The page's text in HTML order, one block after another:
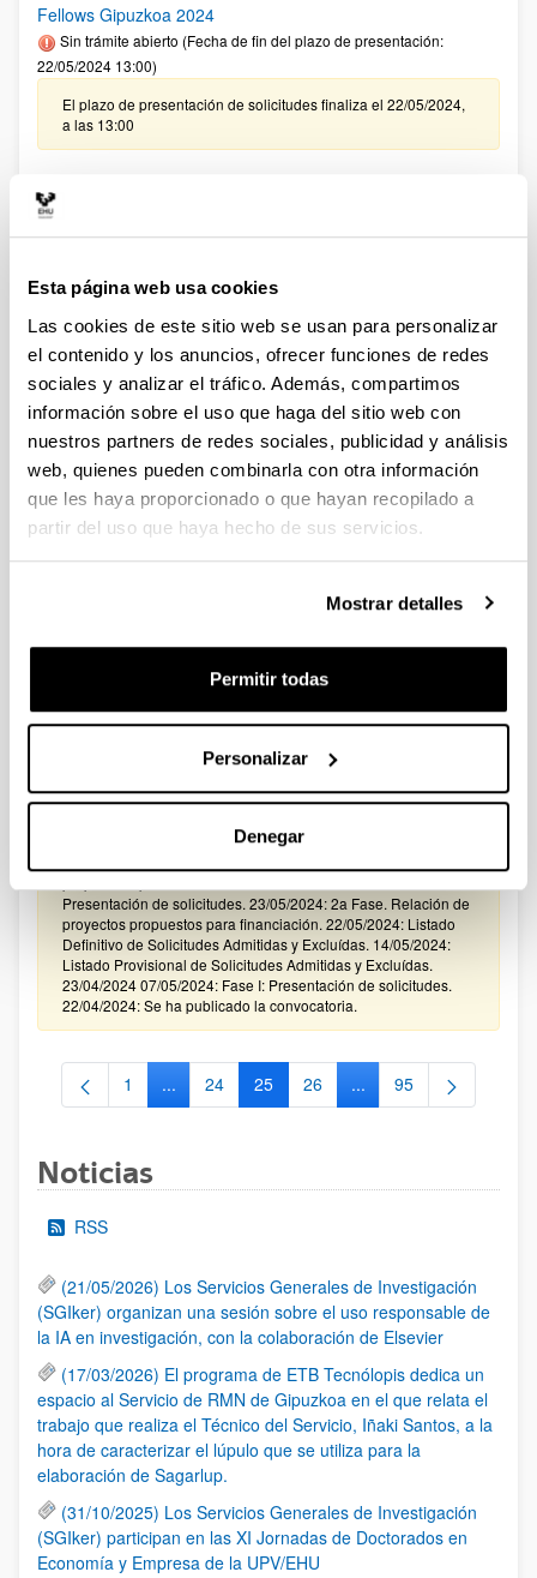
Esta página web usa cookies
Las cookies de este sitio web se usan para personalizar
el contenido y los anuncios, ofrecer funciones de redes
sociales y analizar el tráfico. Además, compartimos
información sobre el uso que haga del sitio web con
nuestros partners de redes sociales, publicidad y análisis
web, quienes pueden combinarla con otra información
que les haya proporcionado o que hayan recopilado a
partir del uso que haya hecho de sus servicios.
Mostrar detalles
Permitir todas
Personalizar
Denegar
Fellows Gipuzkoa 2024
Sin trámite abierto (Fecha de fin del plazo de presentación:
22/05/2024 13:00)
El plazo de presentación de solicitudes finaliza el 22/05/2024,
a las 13:00
FORMACIÓN DE PERSONAL INVESTIGADOR NO DOCTOR
2024-2025: Nuevas ayudas (Gobierno Vasco)
23/06/2024)
Se ha publicado la convocatoria
Convocatoria del Programa Posdoctoral de
Perfeccionamiento de Personal Investigador Doctor 2024-
Sin trámite abierto (Plazo de presentación de solicitudes:
31/05/2024 - 01/07/2024)
Se ha publicado la convocatoria
PERSONAL INVESTIGADOR EN FORMACIÓN EN LA
GRUPO/PROYECTO DE INVESTIGACIÓN
Sin trámite abierto (Plazo de presentación de solicitudes:
27/06/2024: Listado definitivo de solicitudes admitidas y
de solicitudes admitidas y excluidas en Fase 2. 17/09/2024:
Fase 2. 05/06/2024: Corrección al Listado Definitivo de
Presentación de solicitudes. 23/05/2024: 2a Fase. Relación de
proyectos propuestos para financiación. 22/05/2024: Listado
Definitivo de Solicitudes Admitidas y Excluídas. 14/05/2024:
Listado Provisional de Solicitudes Admitidas y Excluídas.
23/04/2024 07/05/2024: Fase I: Presentación de solicitudes.
22/04/2024: Se ha publicado la convocatoria.
Página
1 ...Páginas intermedias Use TAB para desplazarse.
Página
24 Página
25 Página
26 ...Páginas intermedias
Página
95
Noticias
RSS
(21/05/2026) Los Servicios Generales de Investigación
(SGIker) organizan una sesión sobre el uso responsable de
la IA en investigación, con la colaboración de Elsevier
(17/03/2026) El programa de ETB Tecnólopis dedica un
espacio al Servicio de RMN de Gipuzkoa en el que relata el
trabajo que realiza el Técnico del Servicio, Iñaki Santos, a la
hora de caracterizar el lúpulo que se utiliza para la
elaboración de Sagarlup.
(31/10/2025) Los Servicios Generales de Investigación
(SGIker) participan en las XI Jornadas de Doctorados en
Economía y Empresa de la UPV/EHU